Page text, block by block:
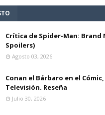
Crítica de Spider-Man: Brand
Spoilers)
Agosto 03, 2026
Conan el Bárbaro en el Cómic,
Televisión. Reseña
Julio 30, 2026